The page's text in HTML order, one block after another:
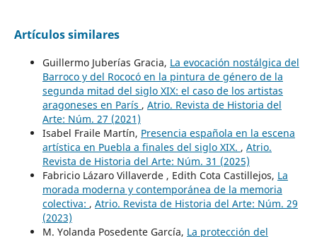
Artículos similares
Guillermo Juberías Gracia, La evocación nostálgica del
Barroco y del Rococó en la pintura de género de la
segunda mitad del siglo XIX: el caso de los artistas
aragoneses en París , Atrio. Revista de Historia del
Arte: Núm. 27 (2021)
Isabel Fraile Martín, Presencia española en la escena
artística en Puebla a finales del siglo XIX. , Atrio.
Revista de Historia del Arte: Núm. 31 (2025)
Fabricio Lázaro Villaverde , Edith Cota Castillejos, La
morada moderna y contemporánea de la memoria
colectiva: , Atrio. Revista de Historia del Arte: Núm. 29
(2023)
M. Yolanda Posedente García, La protección del